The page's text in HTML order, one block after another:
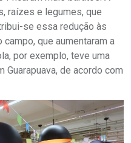
raízes e legumes, que
se essa redução às
que aumentaram a
por exemplo, teve uma
de acordo com